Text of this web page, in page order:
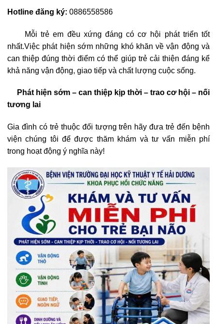
Hotline đăng ký: 0886558586
Mỗi trẻ em đều xứng đáng có cơ hội phát triển tốt
nhất.Việc phát hiện sớm những khó khăn về vận động và
can thiệp đúng thời điểm có thể giúp trẻ cải thiện đáng kể
khả năng vận động, giao tiếp và chất lượng cuộc sống.
Phát hiện sớm – can thiệp kịp thời – trao cơ hội – nối
tương lai
Gia đình có trẻ thuộc đối tượng trên hãy đưa trẻ đến bệnh
viện chúng tôi để được thăm khám và tư vấn miễn phí
trong hoạt động ý nghĩa này!